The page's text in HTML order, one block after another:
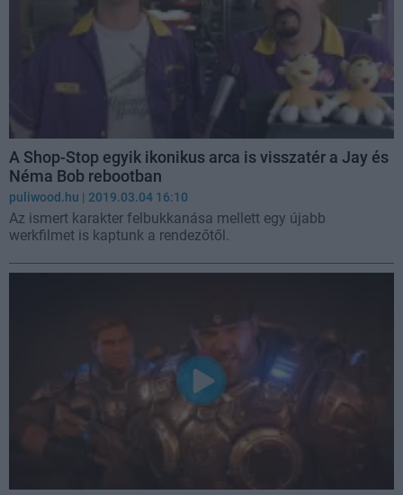
A Shop-Stop egyik ikonikus arca is visszatér a Jay és
Néma Bob rebootban
puliwood.hu | 2019.03.04 16:10
Az ismert karakter felbukkanása mellett egy újabb
werkfilmet is kaptunk a rendezőtől.